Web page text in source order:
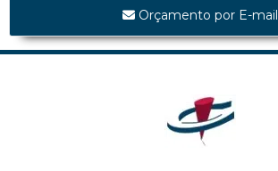
MATELASSÊ *EDIÇÃO LIMITADA*
SHINE BLACK *EDIÇÃO LIMITADA*
WHITE LINEA *EDIÇÃO LIMITADA*
Orçamento por E-mail